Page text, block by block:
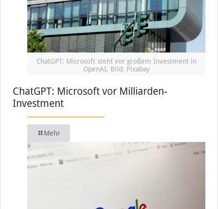
ChatGPT: Microsoft steht vor großem Investment in
OpenAI, Bild: Pixabay
ChatGPT: Microsoft vor Milliarden-
Investment
Mehr